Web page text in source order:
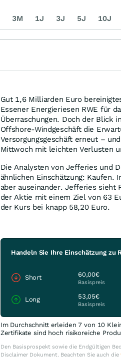
Gut 1,6 Milliarden Euro
Essener Energieriesen RWE für
Überraschungen. Doch der Blick
Offshore-Windgeschäft die
Versorgungsgeschäft erneut –
Mittwoch mit leichten Verlusten
Die Analysten von Jefferies und
ähnlichen Einschätzung: Kaufen.
aber auseinander. Jefferies sieht
der Aktie mit einem Ziel von 63
der Kurs bei knapp 58,20 Euro.
Handeln Sie Ihre Einschätzung zu
Short 60,00€
Basispreis
Long 53,05€
Basispreis
Im Durchschnitt erleiden 7 von 10
Zertifikate sind hoch risikoreiche
Den Basisprospekt sowie die Endgültigen
Disclaimer Dokument. Beachten Sie auch die
3M 1J 3J 5J 10J